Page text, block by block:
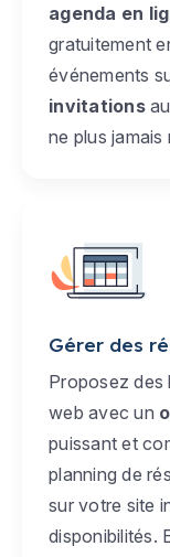
agenda en
gratuitement
événements
invitations
ne plus
Gérer des
Proposez des
web avec un
puissant et
planning de
sur votre site
disponibilités.